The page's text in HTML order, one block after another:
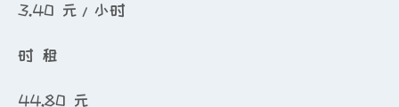
3.40 元/小时
时 租
44.80 元